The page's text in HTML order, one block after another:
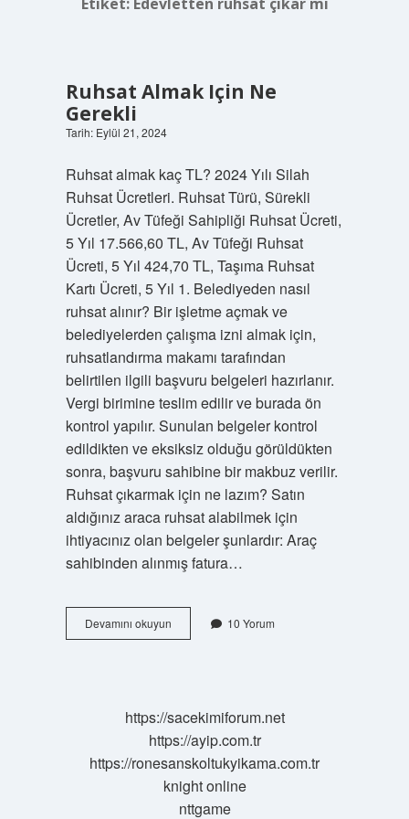
Ruhsat Almak Için Ne
Gerekli
Tarih: Eylül 21, 2024
Ruhsat almak kaç TL? 2024 Yılı Silah
Ruhsat Ücretleri. Ruhsat Türü, Sürekli
Ücretler, Av Tüfeği Sahipliği Ruhsat Ücreti,
5 Yıl 17.566,60 TL, Av Tüfeği Ruhsat
Ücreti, 5 Yıl 424,70 TL, Taşıma Ruhsat
Kartı Ücreti, 5 Yıl 1. Belediyeden nasıl
ruhsat alınır? Bir işletme açmak ve
belediyelerden çalışma izni almak için,
ruhsatlandırma makamı tarafından
belirtilen ilgili başvuru belgeleri hazırlanır.
Vergi birimine teslim edilir ve burada ön
kontrol yapılır. Sunulan belgeler kontrol
edildikten ve eksiksiz olduğu görüldükten
sonra, başvuru sahibine bir makbuz verilir.
Ruhsat çıkarmak için ne lazım? Satın
aldığınız araca ruhsat alabilmek için
ihtiyacınız olan belgeler şunlardır: Araç
sahibinden alınmış fatura…
Devamını okuyunRuhsat
Almak
10 Yorum
https://sacekimiforum.net
https://ayip.com.tr
https://ronesanskoltukyikama.com.tr
knight online
nttgame